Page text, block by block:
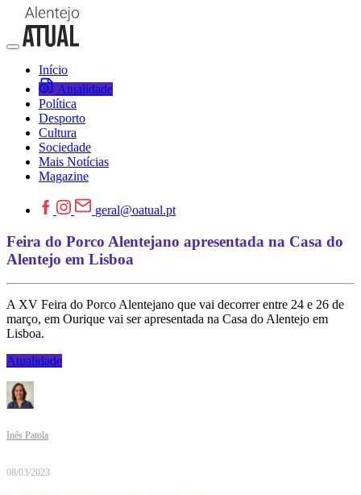
Início
Atualidade
Política
Desporto
Cultura
Sociedade
Mais Notícias
Magazine
geral@oatual.pt
Feira do Porco Alentejano apresentada na Casa do
Alentejo em Lisboa
A XV Feira do Porco Alentejano que vai decorrer entre 24 e 26 de
março, em Ourique vai ser apresentada na Casa do Alentejo em
Lisboa.
Atualidade
Inês Patola
08/03/2023